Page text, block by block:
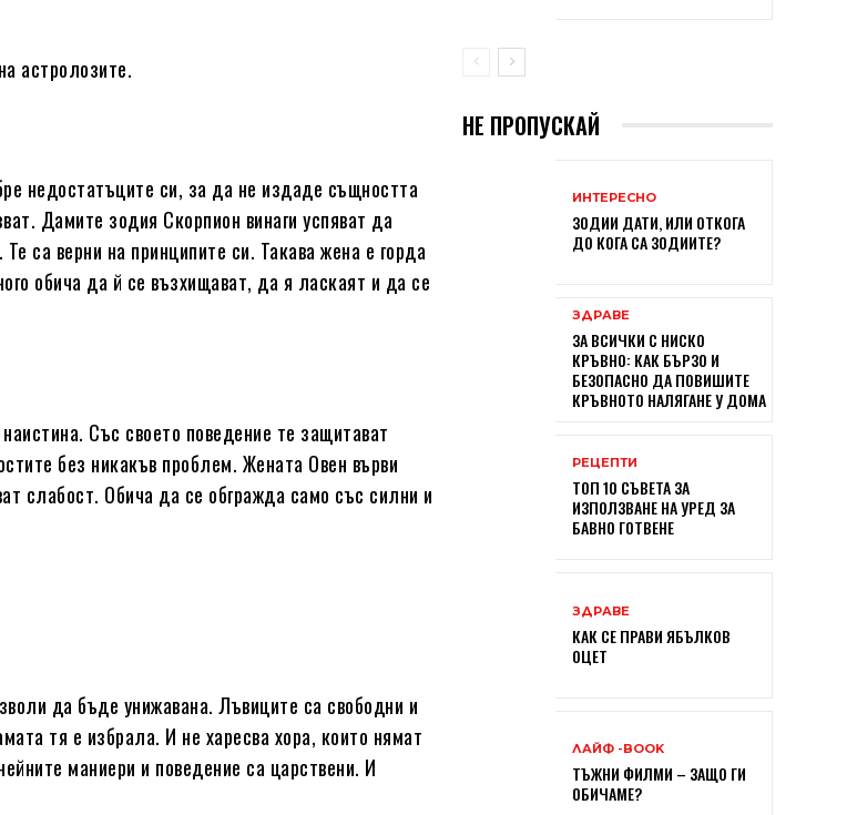
астролозите.
недостатъците си, за да не издаде същността
Дамите зодия Скорпион винаги успяват да
са верни на принципите си. Такава жена е горда
обича да й се възхищават, да я ласкаят и да се
Със своето поведение те защитават
без никакъв проблем. Жената Овен върви
слабост. Обича да се обгражда само със силни и
да бъде унижавана. Лъвиците са свободни и
тя е избрала. И не харесва хора, които нямат
маниери и поведение са царствени. И
НЕ ПРОПУСКАЙ
ИНТЕРЕСНО
ЗОДИИ ДАТИ, ИЛИ ОТКОГА
ДО КОГА СА ЗОДИИТЕ?
ЗДРАВЕ
ЗА ВСИЧКИ С НИСКО
КРЪВНО: КАК БЪРЗО И
БЕЗОПАСНО ДА ПОВИШИТЕ
КРЪВНОТО НАЛЯГАНЕ У ДОМА
РЕЦЕПТИ
ТОП 10 СЪВЕТА ЗА
ИЗПОЛЗВАНЕ НА УРЕД ЗА
БАВНО ГОТВЕНЕ
ЗДРАВЕ
КАК СЕ ПРАВИ ЯБЪЛКОВ
ОЦЕТ
ЛАЙФ -BOOK
ТЪЖНИ ФИЛМИ – ЗАЩО ГИ
ОБИЧАМЕ?